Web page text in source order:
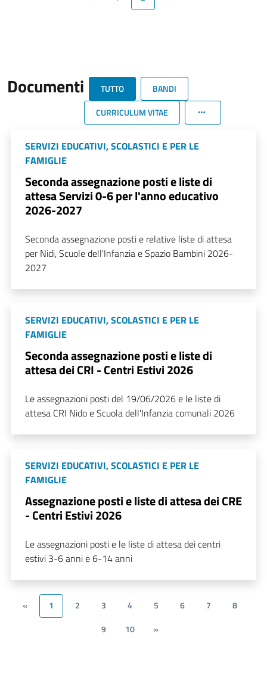
Documenti TUTTO
BANDI
CURRICULUM VITAE
SERVIZI EDUCATIVI, SCOLASTICI E PER LE
FAMIGLIE
Seconda assegnazione posti e liste di
attesa Servizi 0-6 per l'anno educativo
2026-2027
Seconda assegnazione posti e relative liste di attesa
per Nidi, Scuole dell'Infanzia e Spazio Bambini 2026-
2027
SERVIZI EDUCATIVI, SCOLASTICI E PER LE
FAMIGLIE
Seconda assegnazione posti e liste di
attesa dei CRI - Centri Estivi 2026
Le assegnazioni posti del 19/06/2026 e le liste di
attesa CRI Nido e Scuola dell'Infanzia comunali 2026
SERVIZI EDUCATIVI, SCOLASTICI E PER LE
FAMIGLIE
Assegnazione posti e liste di attesa dei CRE
- Centri Estivi 2026
Le assegnazioni posti e le liste di attesa dei centri
estivi 3-6 anni e 6-14 anni
« 1 2 3 4 5 6 7
8
9
10 »